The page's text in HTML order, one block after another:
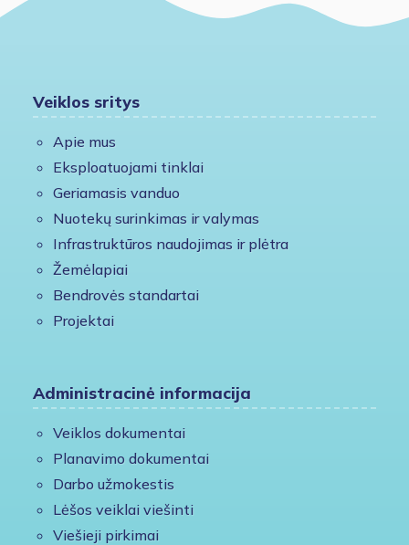
Veiklos sritys
Apie mus
Eksploatuojami tinklai
Geriamasis vanduo
Nuotekų surinkimas ir valymas
Infrastruktūros naudojimas ir plėtra
Žemėlapiai
Bendrovės standartai
Projektai
Administracinė informacija
Veiklos dokumentai
Planavimo dokumentai
Darbo užmokestis
Lėšos veiklai viešinti
Viešieji pirkimai